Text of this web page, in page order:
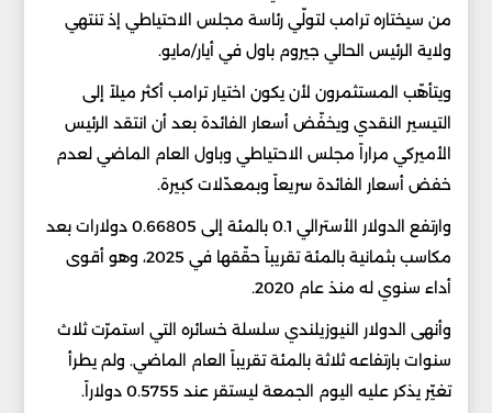
من سيختاره ترامب لتولّي رئاسة مجلس الاحتياطي إذ تنتهي
ولاية الرئيس الحالي جيروم باول في أيار/مايو.
ويتأهّب المستثمرون لأن يكون اختيار ترامب أكثر ميلاً إلى
التيسير النقدي ويخفّض أسعار الفائدة بعد أن انتقد الرئيس
الأميركي مراراً مجلس الاحتياطي وباول العام الماضي لعدم
خفض أسعار الفائدة سريعاً وبمعدّلات كبيرة.
وارتفع الدولار الأسترالي 0.1 بالمئة إلى 0.66805 دولارات بعد
مكاسب بثمانية بالمئة تقريباً حقّقها في 2025، وهو أقوى
أداء سنوي له منذ عام 2020.
وأنهى الدولار النيوزيلندي سلسلة خسائره التي استمرّت ثلاث
سنوات بارتفاعه ثلاثة بالمئة تقريباً العام الماضي. ولم يطرأ
تغيّر يذكر عليه اليوم الجمعة ليستقر عند 0.5755 دولاراً.